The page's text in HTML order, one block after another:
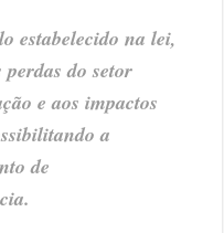
estabelecido na lei,
do setor
e aos impactos
a
de